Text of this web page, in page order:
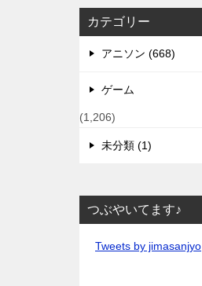
カテゴリー
アニソン (668)
ゲーム
(1,206)
未分類 (1)
つぶやいてます♪
Tweets by jimasanjyo